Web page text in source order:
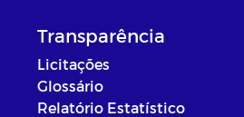
Transparência
Licitações
Glossário
Relatório Estatístico